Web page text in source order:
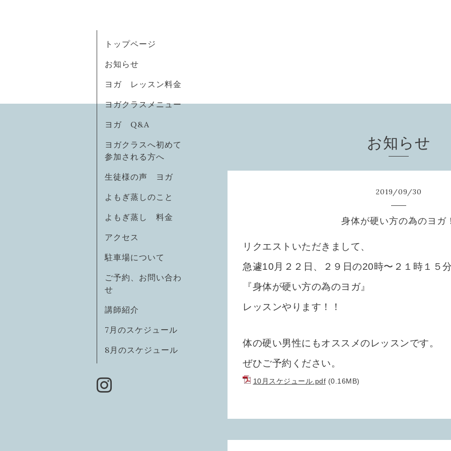
トップページ
お知らせ
ヨガ レッスン料金
ヨガクラスメニュー
ヨガ Q&A
ヨガクラスへ初めて
参加される方へ
生徒様の声 ヨガ
よもぎ蒸しのこと
よもぎ蒸し 料金
アクセス
駐車場について
ご予約、お問い合わ
せ
講師紹介
7月のスケジュール
8月のスケジュール
お知らせ
2019/09/30
身体が硬い方の為のヨガ
リクエストいただきまして、
急遽10月２２日、２９日の20時〜２１時１５
『身体が硬い方の為のヨガ』
レッスンやります！！
体の硬い男性にもオススメのレッスンです。
ぜひご予約ください。
10月スケジュール.pdf (0.16MB)